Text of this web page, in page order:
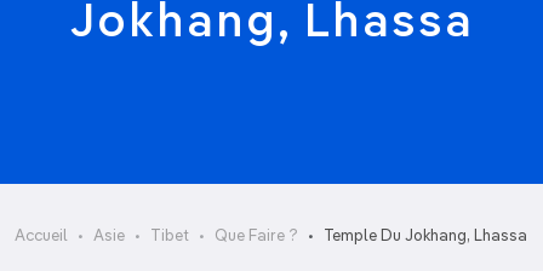
Jokhang, Lhassa
Accueil Asie Tibet Que Faire ? Temple Du Jokhang, Lhassa